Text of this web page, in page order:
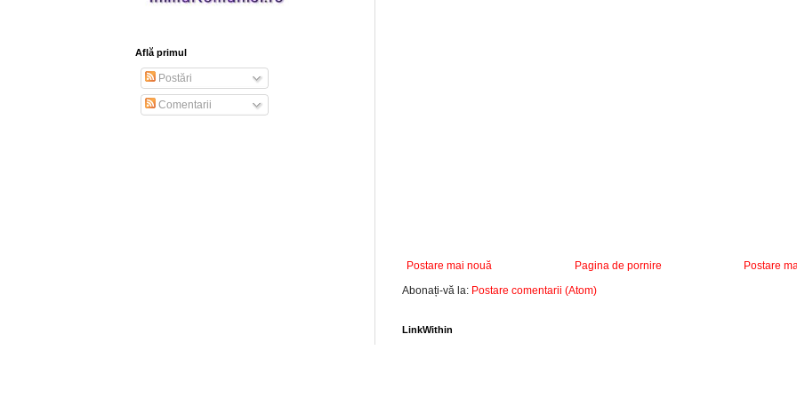
Postare mai nouă Postare
Pagina de pornire
Abonați-vă la: Postare comentarii (Atom)
LinkWithin
Află primul
Postări
Comentarii